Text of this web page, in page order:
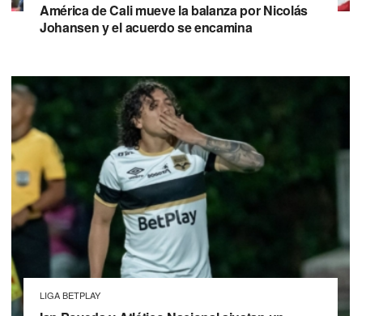
América de Cali mueve la balanza por Nicolás
Johansen y el acuerdo se encamina
LIGA BETPLAY